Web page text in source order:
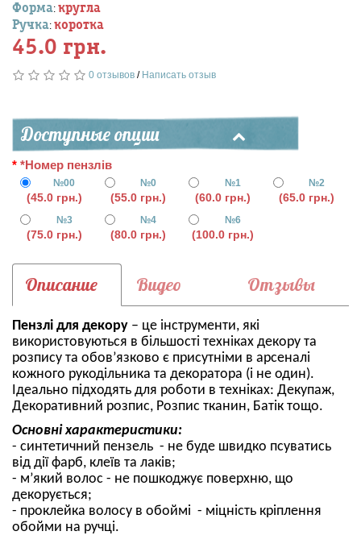
Форма: кругла
Ручка: коротка
45.0 грн.
0 отзывов / Написать отзыв
Доступные опции
*Номер пензлів
№00
(45.0 грн.)
№0
(55.0 грн.)
№1
(60.0 грн.)
№2
(65.0 грн.)
№3
(75.0 грн.)
№4
(80.0 грн.)
№6
(100.0 грн.)
Описание Видео Отзывы
Пензлі для декору – це інструменти, які
використовуються в більшості техніках декору та
розпису та обов’язково є присутніми в арсеналі
кожного рукодільника та декоратора (і не один).
Ідеально підходять для роботи в техніках: Декупаж,
Декоративний розпис, Розпис тканин, Батік тощо.
Основні характеристики:
- синтетичний пензель - не буде швидко псуватись
від дії фарб, клеїв та лаків;
- м’який волос - не пошкоджує поверхню, що
декорується;
- проклейка волосу в обоймі - міцність кріплення
обойми на ручці.